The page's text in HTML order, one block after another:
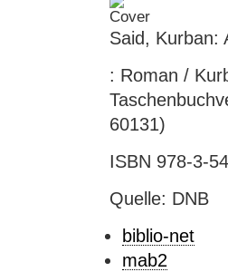
Said, Kurban:
: Roman /
60131)
ISBN 978-3-
Quelle: DNB
biblio-net
mab2